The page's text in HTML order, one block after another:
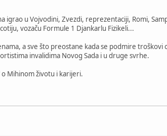
u Vojvodini, Zvezdi, reprezentaciji, Romi,
vozaču Formule 1 Djankarlu Fizikeli...
a sve što preostane kada se podmire troškovi
invalidima Novog Sada i u druge svrhe.
o Mihinom životu i karijeri.